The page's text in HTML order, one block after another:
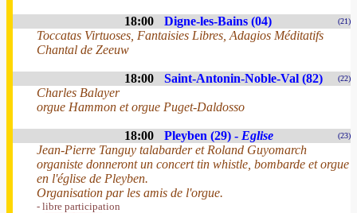
18:00 Digne-les-Bains (04) (21)
Toccatas Virtuoses, Fantaisies Libres, Adagios Méditatifs
Chantal de Zeeuw
18:00 Saint-Antonin-Noble-Val (82) (22)
Charles Balayer
orgue Hammon et orgue Puget-Daldosso
18:00 Pleyben (29) - Eglise (23)
Jean-Pierre Tanguy talabarder et Roland Guyomarch
organiste donneront un concert tin whistle, bombarde et orgue
en l'église de Pleyben.
Organisation par les amis de l'orgue.
- libre participation